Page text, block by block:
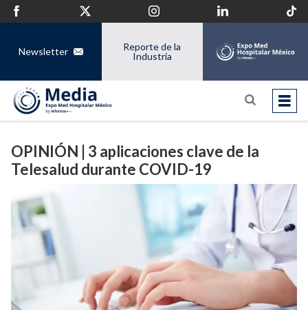
Newsletter
Reporte de la
Industria
OPINIÓN | 3 aplicaciones clave de la
Telesalud durante COVID-19